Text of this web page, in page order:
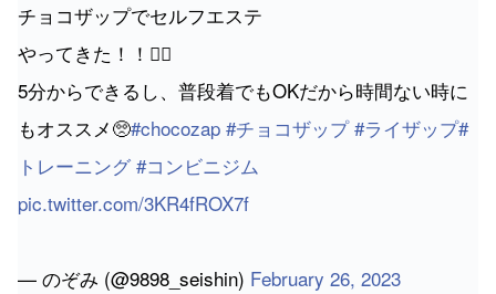
チョコザップでセルフエステ
やってきた！！💆‍♀️
5分からできるし、普段着でもOKだから時間ない時に
もオススメ🥺#chocozap #チョコザップ #ライザップ#
トレーニング #コンビニジム
pic.twitter.com/3KR4fROX7f
— のぞみ (@9898_seishin) February 26, 2023